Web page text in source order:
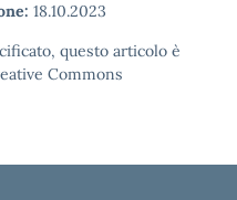
18.10.2023
questo articolo è
Commons